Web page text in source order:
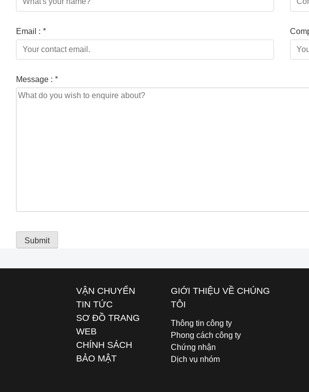
Email : *
Message : *
VẬN CHUYỂN
TIN TỨC
SƠ ĐỒ TRANG
WEB
CHÍNH SÁCH
BẢO MẬT
GIỚI THIỆU VỀ CHÚNG
TÔI
Thông tin công ty
Phong cách công ty
Chứng nhận
Dịch vụ nhóm